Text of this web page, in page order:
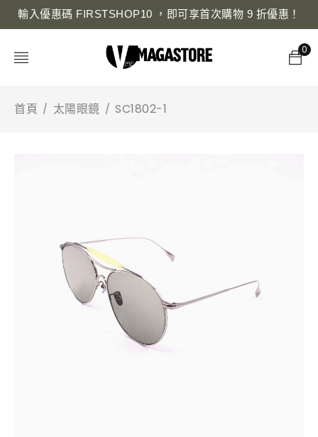
輸入優惠碼 FIRSTSHOP10 ，即可享首次購物 9 折優惠！
0
首頁 / 太陽眼鏡 / SC1802-1